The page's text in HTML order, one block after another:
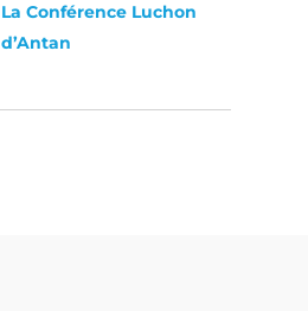
La Conférence Luchon
d’Antan